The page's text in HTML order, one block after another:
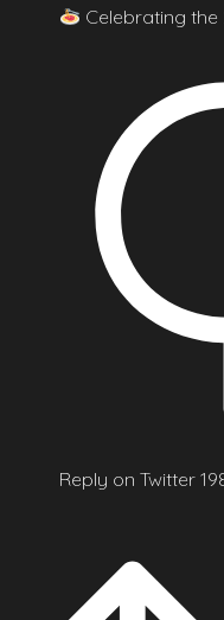
Celebrating the
Reply on Twitter